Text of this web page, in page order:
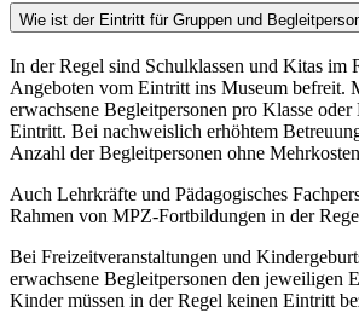
Wie ist der Eintritt für Gruppen und
In der Regel sind Schulklassen und Kitas im
Angeboten vom Eintritt ins Museum befreit.
erwachsene Begleitpersonen pro Klasse
Eintritt. Bei nachweislich erhöhtem
Anzahl der Begleitpersonen ohne
Auch Lehrkräfte und Pädagogisches
Rahmen von MPZ-Fortbildungen in der
Bei Freizeitveranstaltungen und
erwachsene Begleitpersonen den jeweiligen
Kinder müssen in der Regel keinen Eintritt